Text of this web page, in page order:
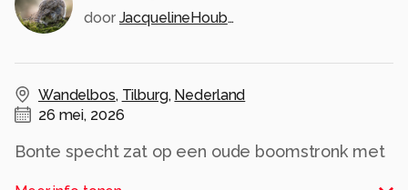
door JacquelineHouben
Wandelbos, Tilburg, Nederland
26 mei, 2026
Bonte specht zat op een oude boomstronk met